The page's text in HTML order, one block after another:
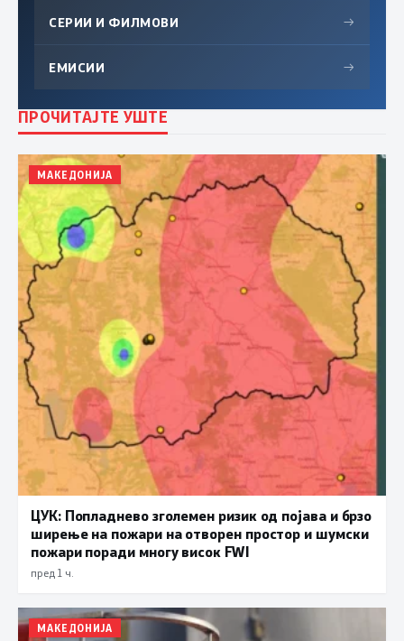
СЕРИИ И ФИЛМОВИ →
ЕМИСИИ →
ПРОЧИТАЈТЕ УШТЕ
МАКЕДОНИЈА
ЦУК: Попладнево зголемен ризик од појава и брзо
ширење на пожари на отворен простор и шумски
пожари поради многу висок FWI
пред 1 ч.
МАКЕДОНИЈА